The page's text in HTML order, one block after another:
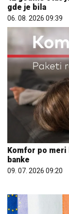
gde je bila
06. 08. 2026 09:39
Komfor po meri
banke
09. 07. 2026 09:20